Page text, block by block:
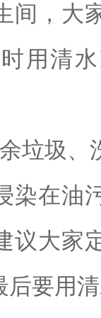
间，大
用清
垃圾、
染在油
议大家
后要用